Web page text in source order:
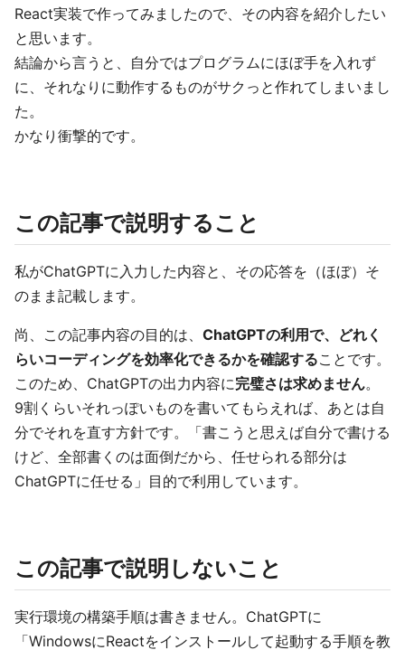
React実装で作ってみましたので、その内容を紹介したい
と思います。
結論から言うと、自分ではプログラムにほぼ手を入れず
に、それなりに動作するものがサクっと作れてしまいまし
た。
かなり衝撃的です。
この記事で説明すること
私がChatGPTに入力した内容と、その応答を（ほぼ）そ
のまま記載します。
尚、この記事内容の目的は、 ChatGPTの利用で、どれく
らいコーディングを効率化できるかを確認することです。
このため、ChatGPTの出力内容に完璧さは求めません。
9割くらいそれっぽいものを書いてもらえれば、あとは自
分でそれを直す方針です。「書こうと思えば自分で書ける
けど、全部書くのは面倒だから、任せられる部分は
ChatGPTに任せる」目的で利用しています。
この記事で説明しないこと
実行環境の構築手順は書きません。ChatGPTに
「WindowsにReactをインストールして起動する手順を教